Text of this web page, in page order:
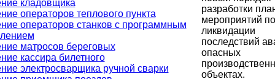
кладовщика
операторов теплового пункта
операторов станков с программным
матросов береговых
кассира билетного
электросварщика ручной сварки
разработки
мероприятий по
ликвидации
последствий
опасных
объектах.